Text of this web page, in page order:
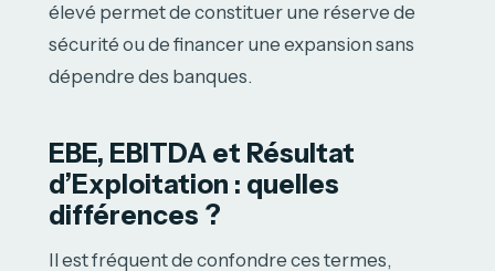
élevé permet de constituer une réserve de
sécurité ou de financer une expansion sans
dépendre des banques.
EBE, EBITDA et Résultat
d’Exploitation : quelles
différences ?
Il est fréquent de confondre ces termes,